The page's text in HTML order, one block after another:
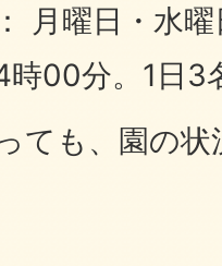
月曜日・水
時00分。1日3
ても、園の